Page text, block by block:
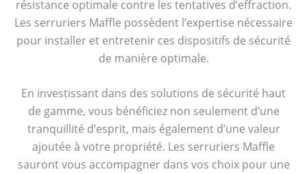
résistance optimale contre les tentatives d’effraction.
Les serruriers Maffle possèdent l’expertise nécessaire
pour installer et entretenir ces dispositifs de sécurité
de manière optimale.
En investissant dans des solutions de sécurité haut
de gamme, vous bénéficiez non seulement d’une
tranquillité d’esprit, mais également d’une valeur
ajoutée à votre propriété. Les serruriers Maffle
sauront vous accompagner dans vos choix pour une